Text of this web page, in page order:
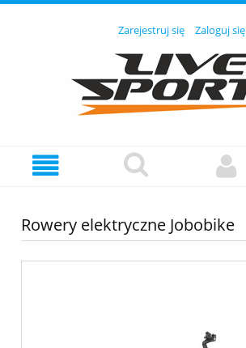
Zarejestruj się Zaloguj się
Rowery elektryczne Jobobike